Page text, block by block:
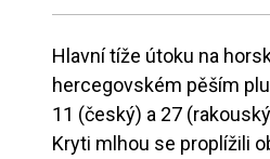
Hlavní tíže útoku na
hercegovském pěším
11 (český) a 27
Kryti mlhou se proplížili